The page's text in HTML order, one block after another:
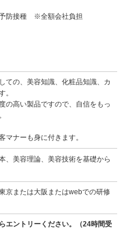
防接種 ※全額会社負担
ての、美容知識、化粧品知識、カ
。
の高い製品ですので、自信をもっ
マナーも身に付きます。
、美容理論、美容技術を基礎から
京または大阪またはwebでの研修
エントリーください。（24時間受